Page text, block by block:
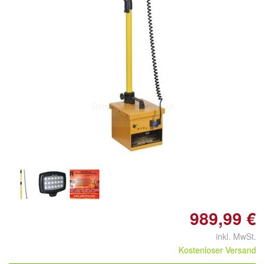
Doppelt antippen zum
vergrößern
989,99 €
inkl. MwSt.
Kostenloser Versand